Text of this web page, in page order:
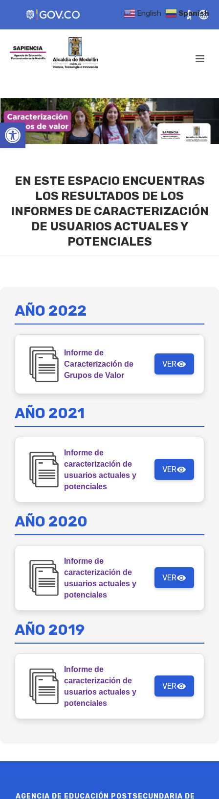
Open toolbar
EN ESTE ESPACIO ENCUENTRAS
LOS RESULTADOS DE LOS
INFORMES DE CARACTERIZACIÓN
DE USUARIOS ACTUALES Y
POTENCIALES
AÑO 2022
Informe de
Caracterización de
Grupos de Valor
VER
AÑO 2021
Informe de
caracterización de
usuarios actuales y
potenciales
VER
AÑO 2020
Informe de
caracterización de
usuarios actuales y
potenciales
VER
AÑO 2019
Informe de
caracterización de
usuarios actuales y
potenciales
VER
AGENCIA DE EDUCACIÓN POSTSECUNDARIA DE
English Spanish